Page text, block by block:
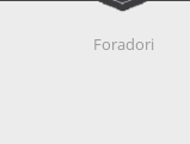
Foradori